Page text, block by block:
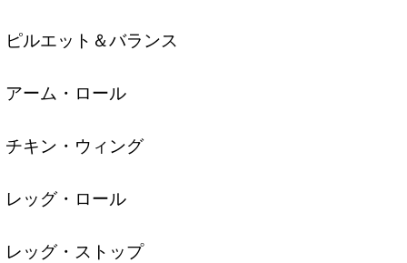
ピルエット＆バランス
アーム・ロール
チキン・ウィング
レッグ・ロール
レッグ・ストップ